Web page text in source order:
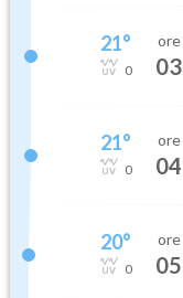
21°
0
ore
03
21°
0
ore
04
20°
0
ore
05